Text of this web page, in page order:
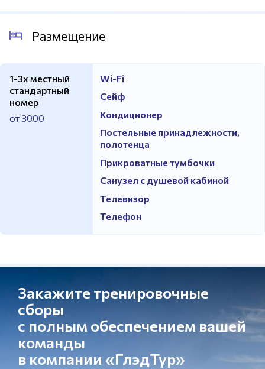
Размещение
1-3х местный
стандартный
номер
от 3000
Wi-Fi
Сейф
Кондиционер
Постельные принадлежности,
полотенца
Прикроватные тумбочки
Санузел с душевой кабиной
Телевизор
Телефон
Закажите тренировочные
сборы
с полным обеспечением вашей
команды
в компании «ГлэдТур»